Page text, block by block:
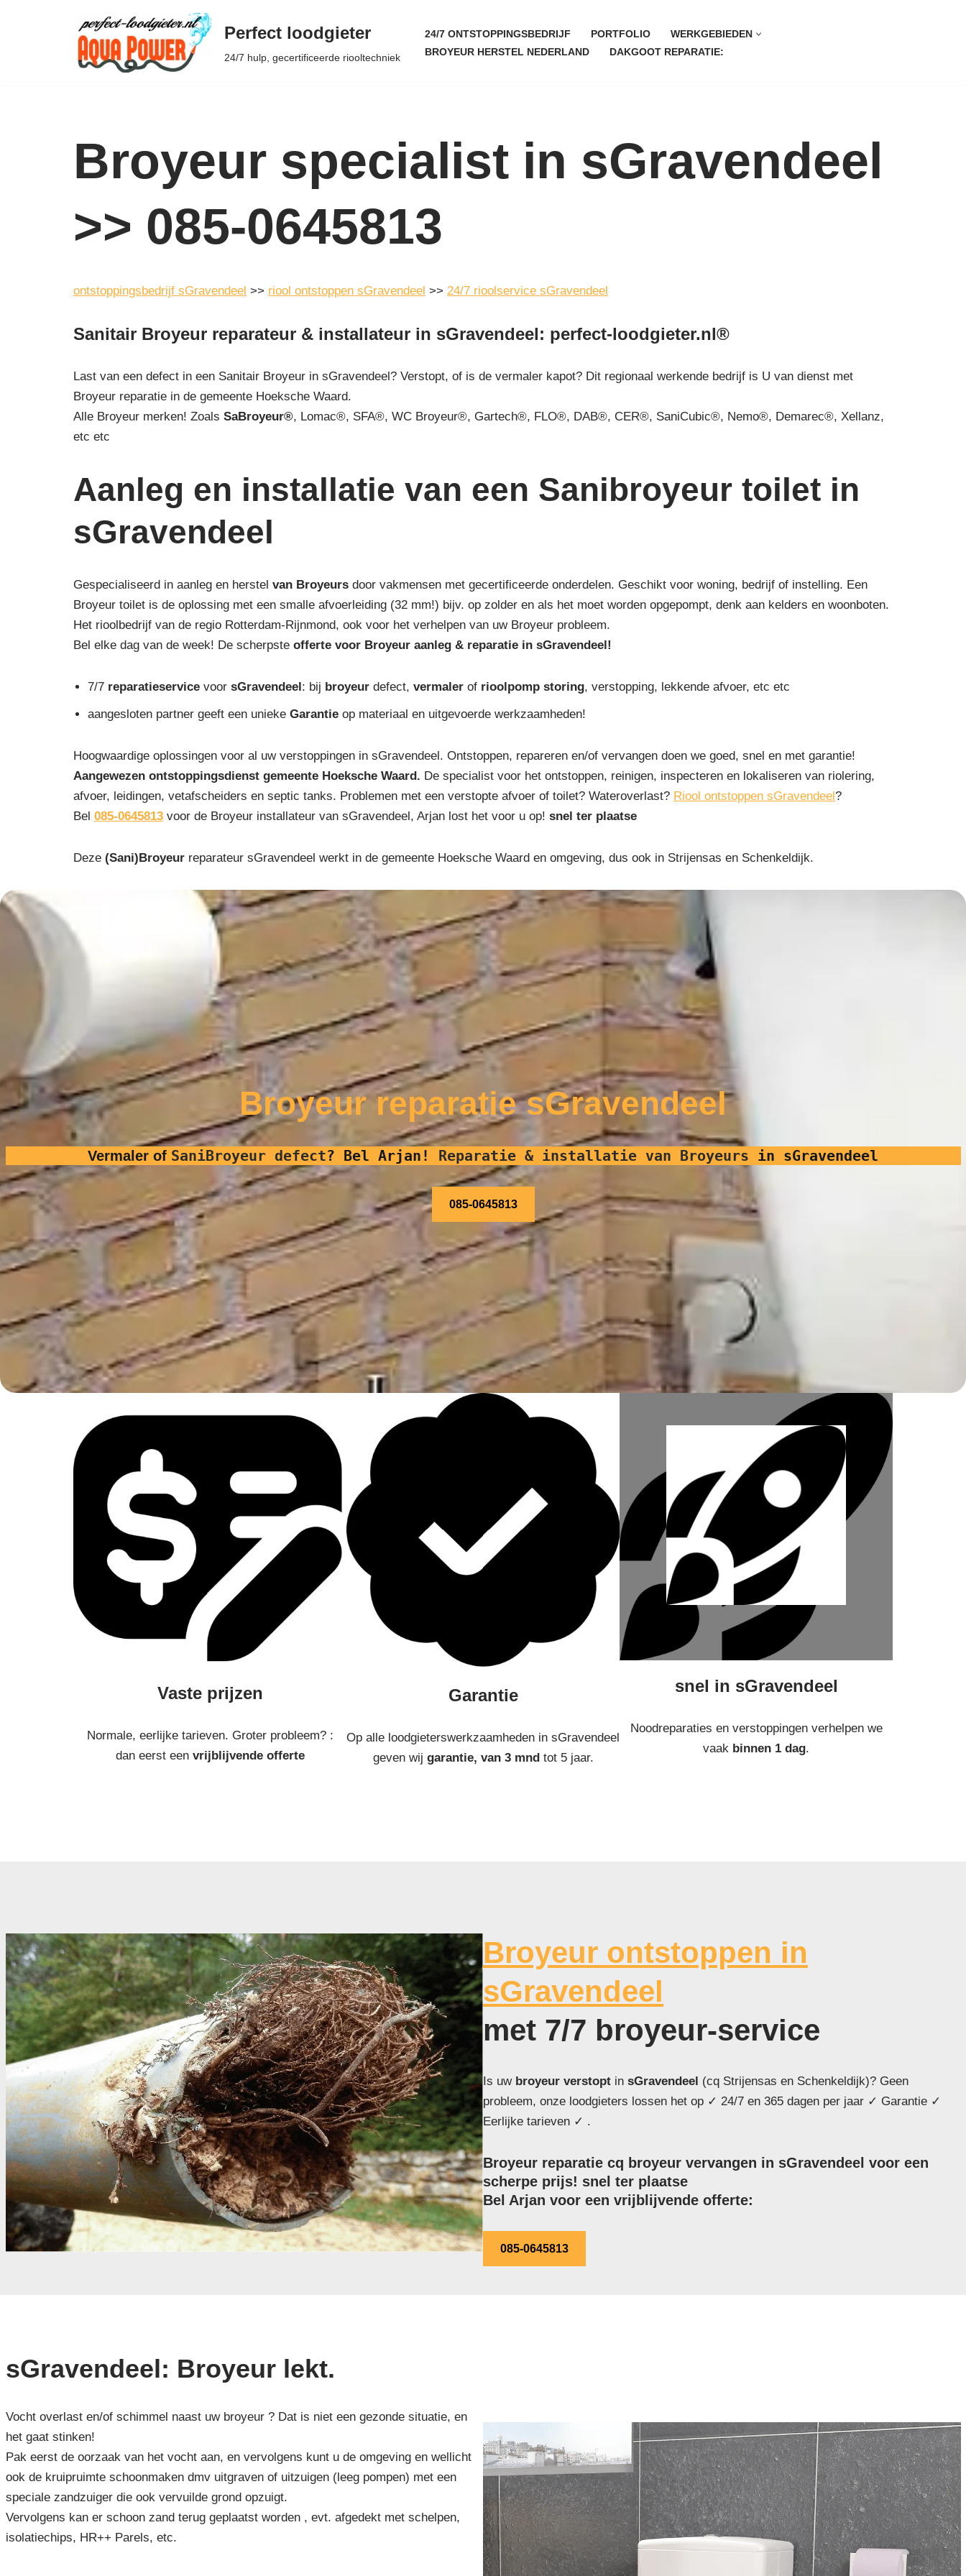
Perfect loodgieter
24/7 hulp, gecertificeerde riooltechniek
24/7 ONTSTOPPINGSBEDRIJF PORTFOLIO
WERKGEBIEDEN
BROYEUR HERSTEL NEDERLAND
DAKGOOT REPARATIE:
Broyeur specialist in sGravendeel
>> 085-0645813
ontstoppingsbedrijf sGravendeel >> riool ontstoppen sGravendeel >> 24/7 rioolservice sGravendeel
Sanitair Broyeur reparateur & installateur in sGravendeel: perfect-loodgieter.nl®
Last van een defect in een Sanitair Broyeur in sGravendeel? Verstopt, of is de vermaler kapot? Dit regionaal werkende bedrijf is U van dienst met
Broyeur reparatie in de gemeente Hoeksche Waard.
Alle Broyeur merken! Zoals SaBroyeur®, Lomac®, SFA®, WC Broyeur®, Gartech®, FLO®, DAB®, CER®, SaniCubic®, Nemo®, Demarec®, Xellanz,
etc etc
Aanleg en installatie van een Sanibroyeur toilet in
sGravendeel
Gespecialiseerd in aanleg en herstel van Broyeurs door vakmensen met gecertificeerde onderdelen. Geschikt voor woning, bedrijf of instelling. Een
Broyeur toilet is de oplossing met een smalle afvoerleiding (32 mm!) bijv. op zolder en als het moet worden opgepompt, denk aan kelders en woonboten.
Het rioolbedrijf van de regio Rotterdam-Rijnmond, ook voor het verhelpen van uw Broyeur probleem.
Bel elke dag van de week! De scherpste offerte voor Broyeur aanleg & reparatie in sGravendeel!
7/7 reparatieservice voor sGravendeel: bij broyeur defect, vermaler of rioolpomp storing, verstopping, lekkende afvoer, etc etc
aangesloten partner geeft een unieke Garantie op materiaal en uitgevoerde werkzaamheden!
Hoogwaardige oplossingen voor al uw verstoppingen in sGravendeel. Ontstoppen, repareren en/of vervangen doen we goed, snel en met garantie!
Aangewezen ontstoppingsdienst gemeente Hoeksche Waard. De specialist voor het ontstoppen, reinigen, inspecteren en lokaliseren van riolering,
afvoer, leidingen, vetafscheiders en septic tanks. Problemen met een verstopte afvoer of toilet? Wateroverlast? Riool ontstoppen sGravendeel?
Bel 085-0645813 voor de Broyeur installateur van sGravendeel, Arjan lost het voor u op! snel ter plaatse
Deze (Sani)Broyeur reparateur sGravendeel werkt in de gemeente Hoeksche Waard en omgeving, dus ook in Strijensas en Schenkeldijk.
Broyeur reparatie sGravendeel
Vermaler of SaniBroyeur defect? Bel Arjan! Reparatie & installatie van Broyeurs in sGravendeel
085-0645813
Vaste prijzen
Normale, eerlijke tarieven. Groter probleem? :
dan eerst een vrijblijvende offerte
Garantie
Op alle loodgieterswerkzaamheden in sGravendeel
geven wij garantie, van 3 mndtot 5 jaar.
snel in sGravendeel
Noodreparaties en verstoppingen verhelpen we
vaak binnen 1 dag.
Broyeur ontstoppen in
sGravendeel
met 7/7 broyeur-service
Is uwbroyeur verstopt in sGravendeel (cq Strijensas en Schenkeldijk)? Geen
probleem, onze loodgieters lossen het op ✓ 24/7 en 365 dagen per jaar ✓ Garantie ✓
Eerlijke tarieven ✓ .
Broyeur reparatie cq broyeur vervangen in sGravendeel voor een
scherpe prijs! snel ter plaatse
Bel Arjan voor een vrijblijvende offerte:
085-0645813
sGravendeel: Broyeur lekt.
Vocht overlast en/of schimmel naast uw broyeur ? Dat is niet een gezonde situatie, en
het gaat stinken!
Pak eerst de oorzaak van het vocht aan, en vervolgens kunt u de omgeving en wellicht
ook de kruipruimte schoonmaken dmv uitgraven of uitzuigen (leeg pompen) met een
speciale zandzuiger die ook vervuilde grond opzuigt.
Vervolgens kan er schoon zand terug geplaatst worden , evt. afgedekt met schelpen,
isolatiechips, HR++ Parels, etc.